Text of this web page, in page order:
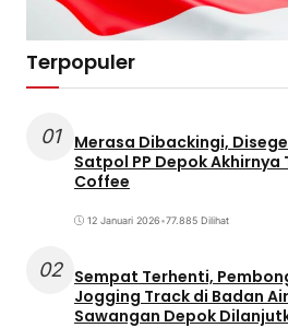
Terpopuler
01
Merasa Dibackingi,
Satpol PP Depok
Coffee
12 Januari 2026•77.885 Dilihat
02 Sempat Terhenti,
Jogging Track di Badan
Sawangan Depok